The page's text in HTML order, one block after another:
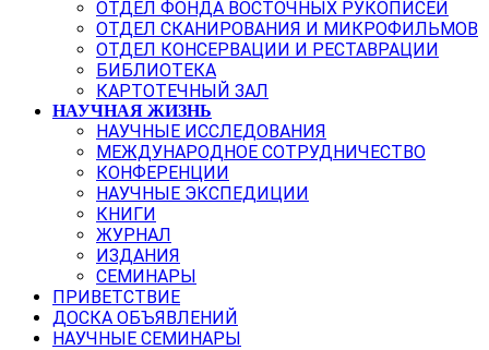
ОТДЕЛ ФОНДА ВОСТОЧНЫХ РУКОПИСЕЙ
ОТДЕЛ СКАНИРОВАНИЯ И МИКРОФИЛЬМОВ
ОТДЕЛ КОНСЕРВАЦИИ И РЕСТАВРАЦИИ
БИБЛИОТЕКА
КАРТОТЕЧНЫЙ ЗАЛ
НАУЧНАЯ ЖИЗНЬ
НАУЧНЫЕ ИССЛЕДОВАНИЯ
МЕЖДУНАРОДНОЕ СОТРУДНИЧЕСТВО
КОНФЕРЕНЦИИ
НАУЧНЫЕ ЭКСПЕДИЦИИ
КНИГИ
ЖУРНАЛ
ИЗДАНИЯ
СЕМИНАРЫ
ПРИВЕТСТВИЕ
ДОСКА ОБЪЯВЛЕНИЙ
НАУЧНЫЕ СЕМИНАРЫ